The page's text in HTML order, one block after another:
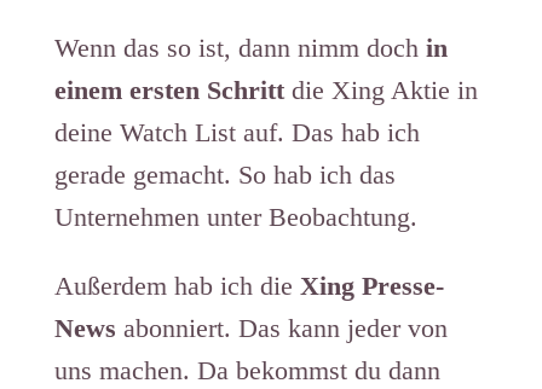
Wenn das so ist, dann nimm doch in
einem ersten Schrittdie Xing Aktie in
deine Watch List auf. Das hab ich
gerade gemacht. So hab ich das
Unternehmen unter Beobachtung.
Außerdem hab ich die Xing Presse-
News abonniert. Das kann jeder von
uns machen. Da bekommst du dann